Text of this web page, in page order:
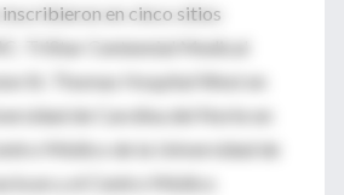
inscribieron en cinco sitios
TriStar Centennial Medical
St. Thomas Hospital West en
de Carolina del Norte en
Médico de la Universidad de
y el Centro Médico